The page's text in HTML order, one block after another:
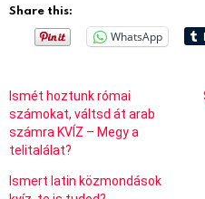
Share this:
WhatsApp
Ismét hoztunk római
számokat, váltsd át arab
számra KVÍZ – Megy a
telitalálat?
Ismert latin közmondások